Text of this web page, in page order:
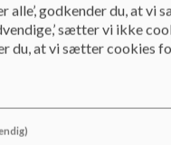
alle’, godkender du, at
sætter vi ikke
du, at vi sætter cookies